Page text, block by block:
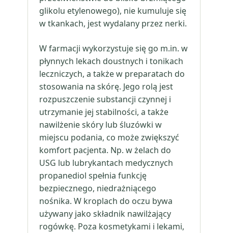
glikolu etylenowego), nie kumuluje się
w tkankach, jest wydalany przez nerki.
W farmacji wykorzystuje się go m.in. w
płynnych lekach doustnych i tonikach
leczniczych, a także w preparatach do
stosowania na skórę. Jego rolą jest
rozpuszczenie substancji czynnej i
utrzymanie jej stabilności, a także
nawilżenie skóry lub śluzówki w
miejscu podania, co może zwiększyć
komfort pacjenta. Np. w żelach do
USG lub lubrykantach medycznych
propanediol spełnia funkcję
bezpiecznego, niedrażniącego
nośnika. W kroplach do oczu bywa
używany jako składnik nawilżający
rogówkę. Poza kosmetykami i lekami,